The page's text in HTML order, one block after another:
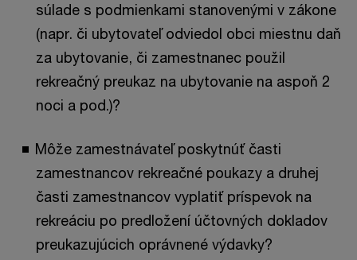
súlade s podmienkami stanovenými v zákone
(napr. či ubytovateľ odviedol obci miestnu daň
za ubytovanie, či zamestnanec použil
rekreačný preukaz na ubytovanie na aspoň 2
noci a pod.)?
Môže zamestnávateľ poskytnúť časti
zamestnancov rekreačné poukazy a druhej
časti zamestnancov vyplatiť príspevok na
rekreáciu po predložení účtovných dokladov
preukazujúcich oprávnené výdavky?